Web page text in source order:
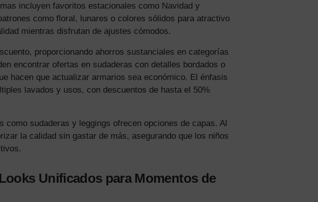
incluyen favoritos estacionales como Navidad y
como floral, lunares o colores sólidos para atractivo
mientras disfrutan de ajustes cómodos.
proporcionando ahorros sustanciales en categorías
encontrar ofertas en sudaderas con detalles bordados o
hacen que actualizar armarios sea económico. El énfasis
lavados y usos, con descuentos de hasta el 50%
sudaderas y leggings ofrecen opciones de capas. Al
la calidad sin gastar de más, asegurando que los niños
Unificados para Momentos de